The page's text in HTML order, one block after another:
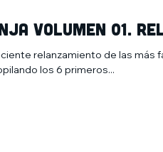
Volumen 01.
relanzamiento de las más
los 6 primeros...